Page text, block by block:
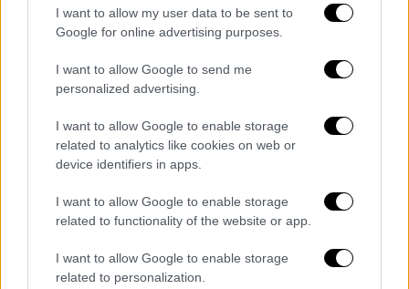
I want to allow my user data to be sent to
Google for online advertising purposes.
I want to allow Google to send me
personalized advertising.
I want to allow Google to enable storage
related to analytics like cookies on web or
device identifiers in apps.
I want to allow Google to enable storage
related to functionality of the website or app.
I want to allow Google to enable storage
related to personalization.
Εγκατέλειψαν το όχημα οι δράστες -
Βρέθηκαν κλοπιμαία
Στο ύψος τηςΚηφισίας, στο «Δαχτυλίδι», ο
οδηγός
μπήκε και στο αντίθετο ρεύμα
κατευθυνθεί στοΜαρούσι, όπου οι
επιβαίνοντεςεγκατέλειψαντοόχημα
Σύμφωνα με πληροφορίες μέσα στο όχημα
τους βρέθηκαν κλοπιμαία. Οι έρευνες για
βρίσκονται σεπλήρη εξέλιξη.